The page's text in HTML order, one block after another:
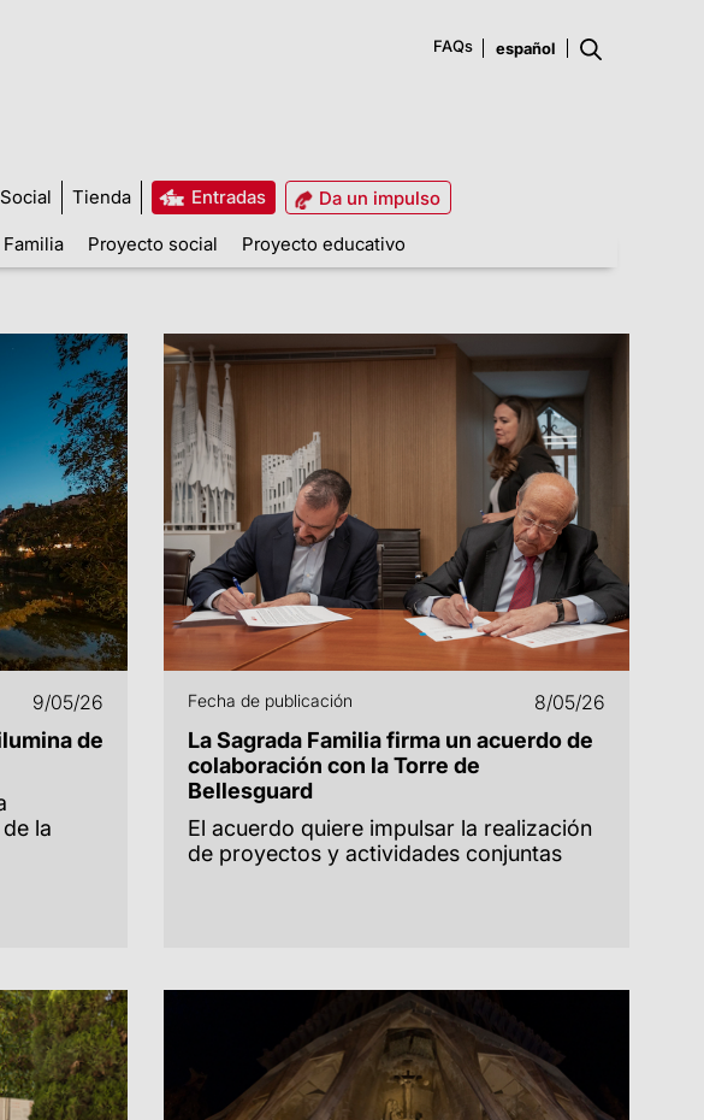
FAQs
Tienda Entradas
Da un impulso
Proyecto social Proyecto educativo
9/05/26
de
la
Fecha de publicación 8/05/26
La Sagrada Familia firma un acuerdo de
colaboración con la Torre de
Bellesguard
El acuerdo quiere impulsar la realización
de proyectos y actividades conjuntas